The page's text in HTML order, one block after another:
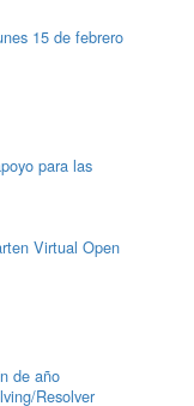
15 de febrero
para las
Virtual Open
de año
Resolver